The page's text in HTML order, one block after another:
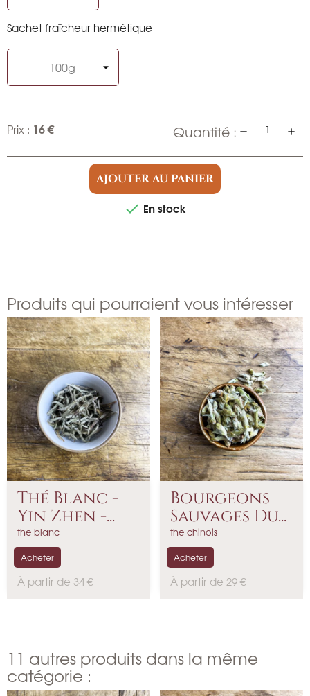
Sachet fraîcheur hermétique
Prix : 16 € Quantité :
AJOUTER AU PANIER
 En stock
Produits qui pourraient vous intéresser
Thé Blanc -
Yin Zhen -...
the blanc
P
À partir de 34 €
Acheter
Bourgeons
Sauvages Du...
the chinois
P
À partir de 29 €
Acheter
11 autres produits dans la même
catégorie :